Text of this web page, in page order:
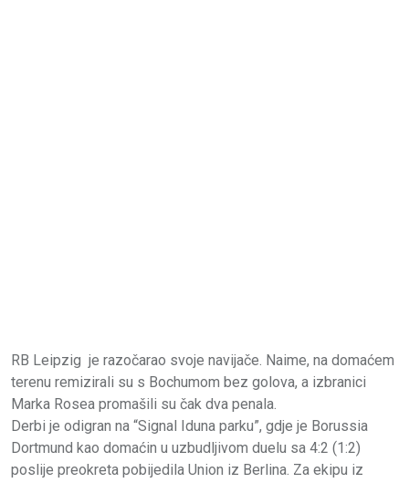
RB Leipzig je razočarao svoje navijače. Naime, na domaćem
terenu remizirali su s Bochumom bez golova, a izbranici
Marka Rosea promašili su čak dva penala.
Derbi je odigran na “Signal Iduna parku”, gdje je Borussia
Dortmund kao domaćin u uzbudljivom duelu sa 4:2 (1:2)
poslije preokreta pobijedila Union iz Berlina. Za ekipu iz